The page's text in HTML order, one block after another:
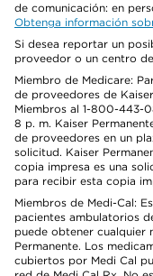
de comunicación: en
Obtenga información
Si desea reportar un
proveedor o un centro
Miembro de Medicare:
de proveedores de
Miembros al 1-800-443-
8 p. m. Kaiser
de proveedores en un
solicitud. Kaiser
copia impresa es una
para recibir esta copia
Miembros de Medi-Cal:
pacientes ambulatorios
puede obtener cualquier
Permanente. Los
cubiertos por Medi Cal